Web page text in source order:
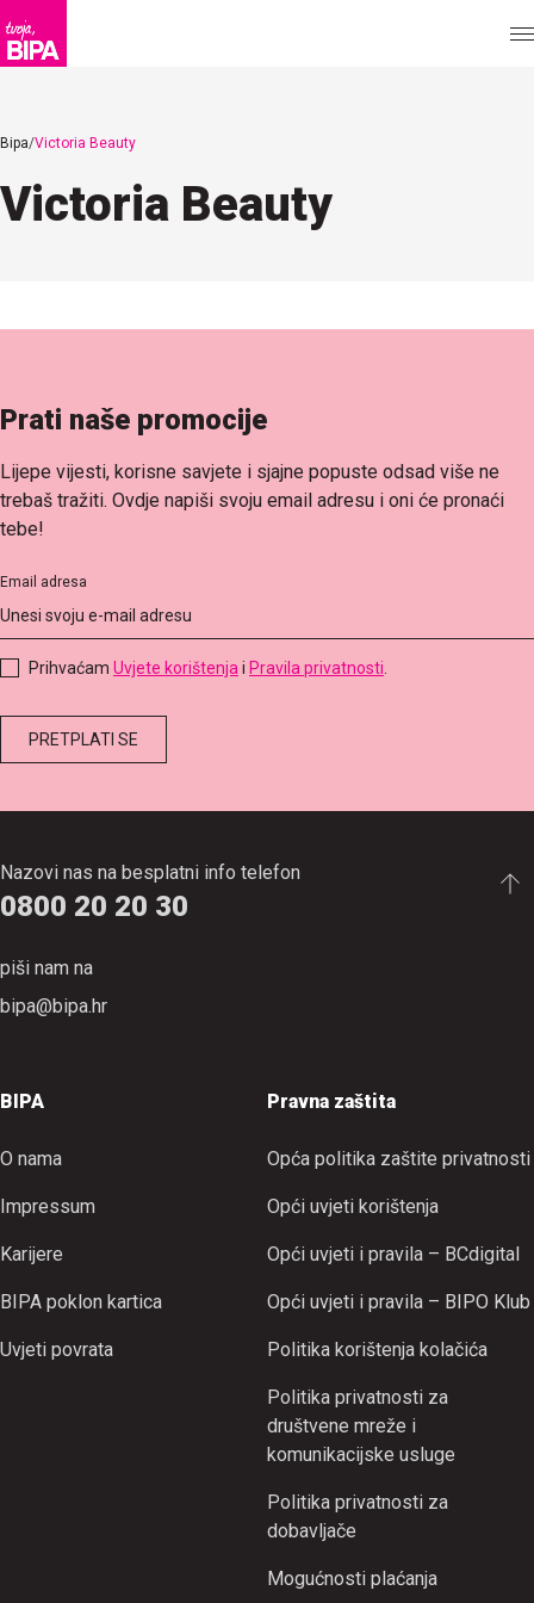
Bipa Victoria Beauty
Victoria Beauty
Nazovi nas na besplatni info telefon
0800 20 20 30
piši nam na
bipa@bipa.hr
BIPA
O nama
Impressum
Karijere
BIPA poklon kartica
Uvjeti povrata
Pravna zaštita
Opća politika zaštite privatnosti
Opći uvjeti korištenja
Opći uvjeti i pravila – BCdigital
Opći uvjeti i pravila – BIPO Klub
Politika korištenja kolačića
Politika privatnosti za
društvene mreže i
komunikacijske usluge
Politika privatnosti za
dobavljače
Mogućnosti plaćanja
Prati naše promocije
Lijepe vijesti, korisne savjete i sjajne popuste odsad više ne
trebaš tražiti. Ovdje napiši svoju email adresu i oni će pronaći
tebe!
Email adresa
Prihvaćam Uvjete korištenja i Pravila privatnosti